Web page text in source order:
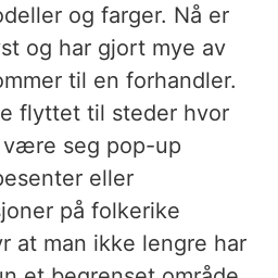
og farger. Nå er
og har gjort mye av
til en forhandler.
flyttet til steder hvor
seg pop-up
eller
på folkerike
at man ikke lengre har